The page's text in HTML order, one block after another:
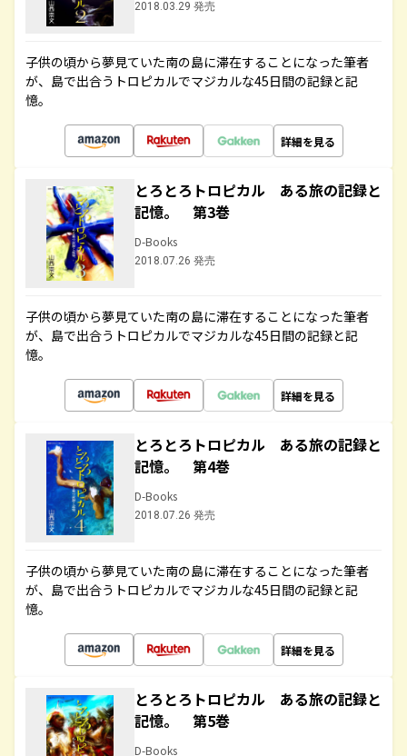
2018.03.29 発売
子供の頃から夢見ていた南の島に滞在することになった筆者
が、島で出合うトロピカルでマジカルな45日間の記録と記
憶。
詳細を見る
とろとろトロピカル ある旅の記録と
記憶。 第3巻
D-Books
2018.07.26 発売
子供の頃から夢見ていた南の島に滞在することになった筆者
が、島で出合うトロピカルでマジカルな45日間の記録と記
憶。
詳細を見る
とろとろトロピカル ある旅の記録と
記憶。 第4巻
D-Books
2018.07.26 発売
子供の頃から夢見ていた南の島に滞在することになった筆者
が、島で出合うトロピカルでマジカルな45日間の記録と記
憶。
詳細を見る
とろとろトロピカル ある旅の記録と
記憶。 第5巻
D-Books